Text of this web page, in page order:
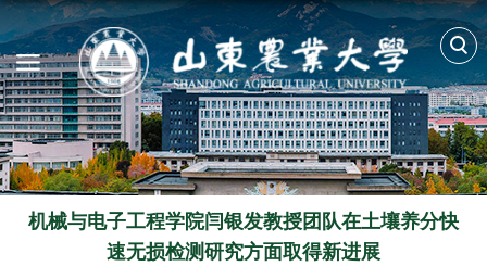
机械与电子工程学院闫银发教授团队在土壤养分快
速无损检测研究方面取得新进展